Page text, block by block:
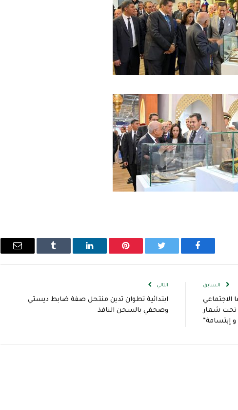
فيسبوك تويتر بينتيريستلينكدإن Tumblr
البريد
السابق
الاجتماعي
تحت شعار
إبتسامة”
التالي
ابتدائية تطوان تدين منتحل صفة ضابط ديستي
وصحفي بالسجن النافذ